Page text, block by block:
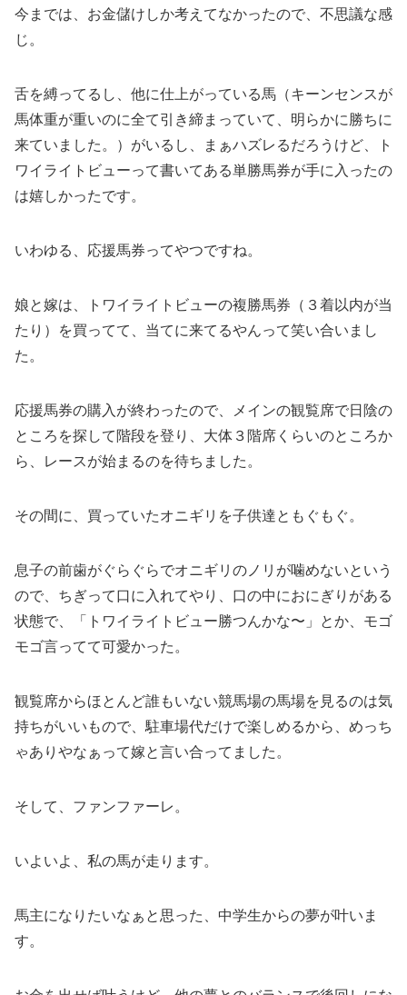
今までは、お金儲けしか考えてなかったので、不思議な感
じ。
舌を縛ってるし、他に仕上がっている馬（キーンセンスが
馬体重が重いのに全て引き締まっていて、明らかに勝ちに
来ていました。）がいるし、まぁハズレるだろうけど、ト
ワイライトビューって書いてある単勝馬券が手に入ったの
は嬉しかったです。
いわゆる、応援馬券ってやつですね。
娘と嫁は、トワイライトビューの複勝馬券（３着以内が当
たり）を買ってて、当てに来てるやんって笑い合いまし
た。
応援馬券の購入が終わったので、メインの観覧席で日陰の
ところを探して階段を登り、大体３階席くらいのところか
ら、レースが始まるのを待ちました。
その間に、買っていたオニギリを子供達ともぐもぐ。
息子の前歯がぐらぐらでオニギリのノリが噛めないという
ので、ちぎって口に入れてやり、口の中におにぎりがある
状態で、「トワイライトビュー勝つんかな〜」とか、モゴ
モゴ言ってて可愛かった。
観覧席からほとんど誰もいない競馬場の馬場を見るのは気
持ちがいいもので、駐車場代だけで楽しめるから、めっち
ゃありやなぁって嫁と言い合ってました。
そして、ファンファーレ。
いよいよ、私の馬が走ります。
馬主になりたいなぁと思った、中学生からの夢が叶いま
す。